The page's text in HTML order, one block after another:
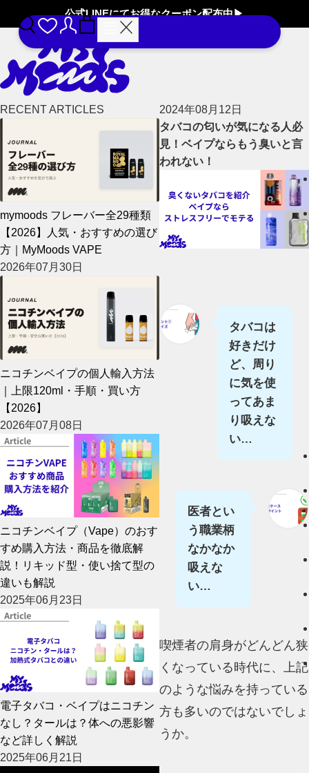
公式LINEにてお得なクーポン配布中▶︎
RECENT ARTICLES
mymoods フレーバー全29種類
【2026】人気・おすすめの選び
方｜MyMoods VAPE
2026年07月30日
ニコチンベイプの個人輸入方法
｜上限120ml・手順・買い方
【2026】
2026年07月08日
ニコチンベイプ（Vape）のおす
すめ購入方法・商品を徹底解
説！リキッド型・使い捨て型の
違いも解説
2025年06月23日
電子タバコ・ベイプはニコチン
なし？タールは？体への悪影響
など詳しく解説
2025年06月21日
2024年08月12日
タバコの匂いが気になる人必
見！ベイプならもう臭いと言
われない！
タバコは
好きだけ
ど、周り
に気を使
ってあま
り吸えな
い…
医者とい
う職業柄
なかなか
吸えな
い…
喫煙者の肩身がどんどん狭
くなっている時代に、上記
のような悩みを持っている
方も多いのではないでしょ
うか。